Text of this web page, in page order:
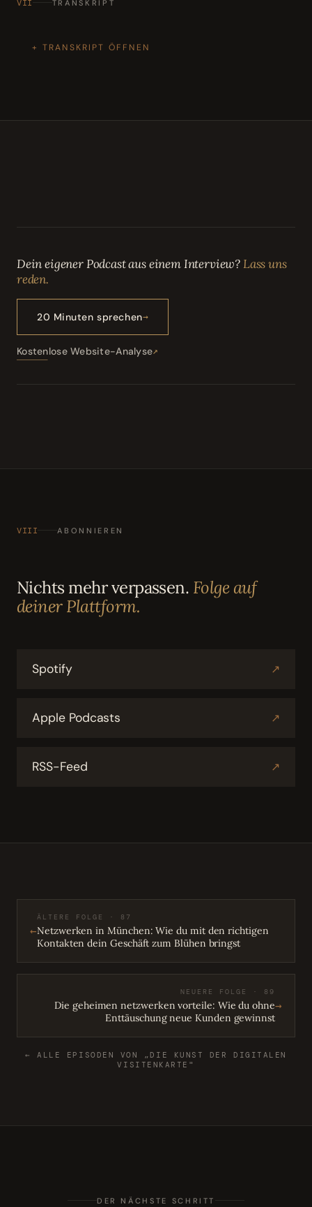
VII TRANSKRIPT
TRANSKRIPT ÖFFNEN
Dein eigener Podcast aus einem Interview?Lass uns
reden.
20 Minuten sprechen
Kostenlose Website-Analyse
VIII ABONNIEREN
Nichts mehr verpassen. Folge auf
deiner Plattform.
Spotify ↗
Apple Podcasts ↗
RSS-Feed ↗
←
ÄLTERE FOLGE · 87
Netzwerken in München: Wie du mit den richtigen
Kontakten dein Geschäft zum Blühen bringst
NEUERE FOLGE · 89
Die geheimen netzwerken vorteile: Wie du ohne
Enttäuschung neue Kunden gewinnst
→
← ALLE EPISODEN VON „DIE KUNST DER DIGITALEN
VISITENKARTE"
DER NÄCHSTE SCHRITT